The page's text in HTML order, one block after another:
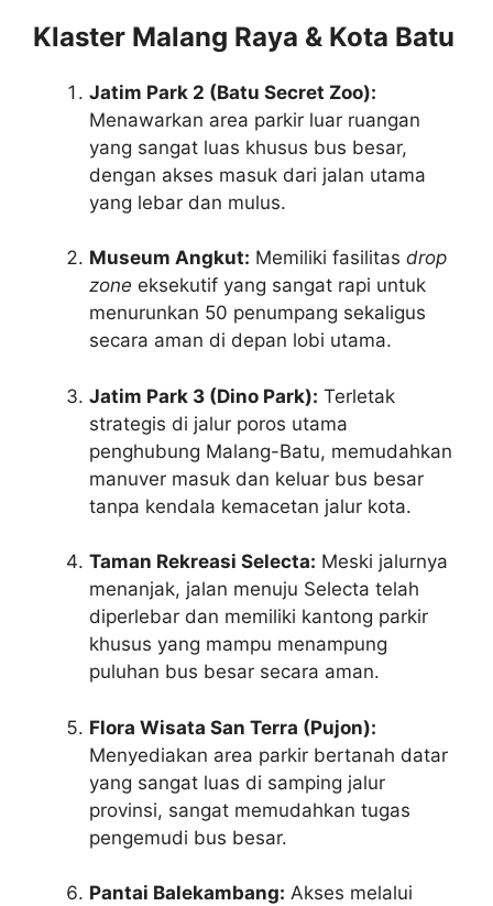
Klaster Malang Raya & Kota Batu
Jatim Park 2 (Batu Secret Zoo):
Menawarkan area parkir luar ruangan
yang sangat luas khusus bus besar,
dengan akses masuk dari jalan utama
yang lebar dan mulus.
Museum Angkut: Memiliki fasilitas drop
zone eksekutif yang sangat rapi untuk
menurunkan 50 penumpang sekaligus
secara aman di depan lobi utama.
Jatim Park 3 (Dino Park): Terletak
strategis di jalur poros utama
penghubung Malang-Batu, memudahkan
manuver masuk dan keluar bus besar
tanpa kendala kemacetan jalur kota.
Taman Rekreasi Selecta: Meski jalurnya
menanjak, jalan menuju Selecta telah
diperlebar dan memiliki kantong parkir
khusus yang mampu menampung
puluhan bus besar secara aman.
Flora Wisata San Terra (Pujon):
Menyediakan area parkir bertanah datar
yang sangat luas di samping jalur
provinsi, sangat memudahkan tugas
pengemudi bus besar.
Pantai Balekambang: Akses melalui